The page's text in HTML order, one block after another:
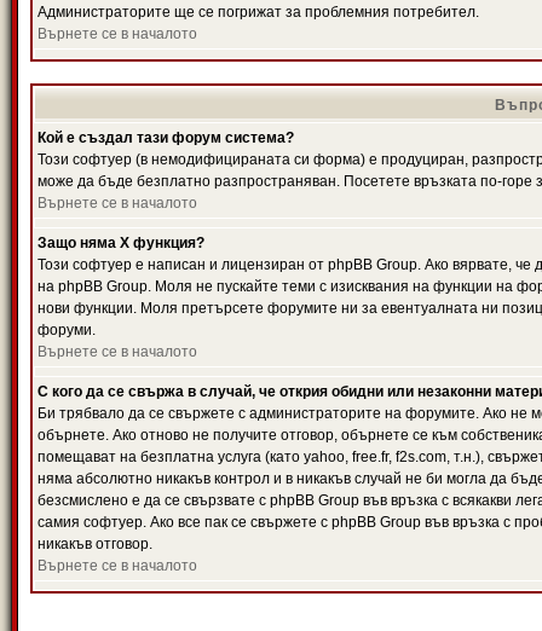
Администраторите ще се погрижат за проблемния потребител.
Върнете се в началото
Кой е създал тази форум система?
Този софтуер (в немодифицираната си форма) е продуциран,
може да бъде безплатно разпространяван. Посетете връзката по-горе
Върнете се в началото
Защо няма X функция?
Този софтуер е написан и лицензиран от phpBB Group. Ако вярвате,
на phpBB Group. Моля не пускайте теми с изисквания на функции на
нови функции. Моля претърсете форумите ни за евентуалната ни
форуми.
Върнете се в началото
С кого да се свържа в случай, че открия обидни или незаконни
Би трябвало да се свържете с администраторите на форумите. Ако не
обърнете. Ако отново не получите отговор, обърнете се към
помещават на безплатна услуга (като yahoo, free.fr, f2s.com, т.н.),
няма абсолютно никакъв контрол и в никакъв случай не би могла да
безсмислено е да се свързвате с phpBB Group във връзка с всякакви
самия софтуер. Ако все пак се свържете с phpBB Group във връзка с
никакъв отговор.
Върнете се в началото